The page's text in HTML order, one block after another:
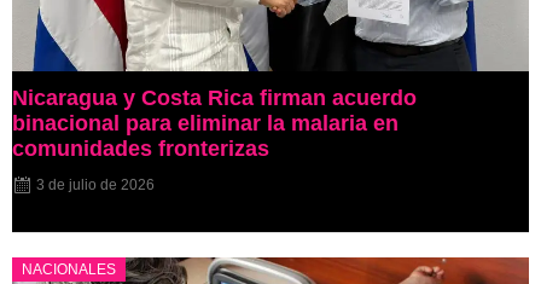
Nicaragua y Costa Rica firman acuerdo
binacional para eliminar la malaria en
comunidades fronterizas
3 de julio de 2026
NACIONALES